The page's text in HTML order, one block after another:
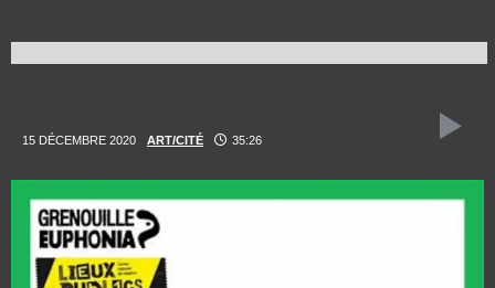
15 DÉCEMBRE 2020 ART/CITÉ 35:26